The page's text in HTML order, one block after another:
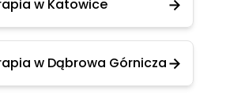
w Katowice
w Dąbrowa Górnicza